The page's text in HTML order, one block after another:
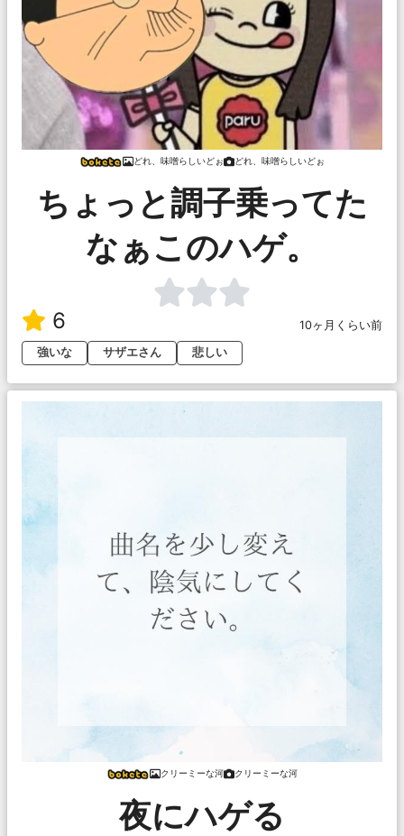
どれ、味噌らしいどぉ どれ、味噌らしいどぉ
ちょっと調子乗ってた
なぁこのハゲ。
6
10ヶ月くらい前
強いな
サザエさん 悲しい
クリーミーな河 クリーミーな河
夜にハゲる